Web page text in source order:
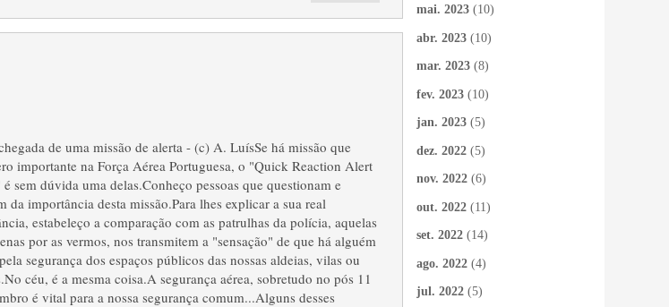
de uma missão de alerta - (c) A. LuísSe há missão que
importante na Força Aérea Portuguesa, o "Quick Reaction Alert
sem dúvida uma delas.Conheço pessoas que questionam e
da importância desta missão.Para lhes explicar a sua real
estabeleço a comparação com as patrulhas da polícia, aquelas
por as vermos, nos transmitem a "sensação" de que há alguém
segurança dos espaços públicos das nossas aldeias, vilas ou
céu, é a mesma coisa.A segurança aérea, sobretudo no pós 11
é vital para a nossa segurança comum...Alguns desses
mai. 2023 (10)
abr. 2023 (10)
mar. 2023 (8)
fev. 2023 (10)
jan. 2023 (5)
dez. 2022 (5)
nov. 2022 (6)
out. 2022 (11)
set. 2022 (14)
ago. 2022 (4)
jul. 2022 (5)